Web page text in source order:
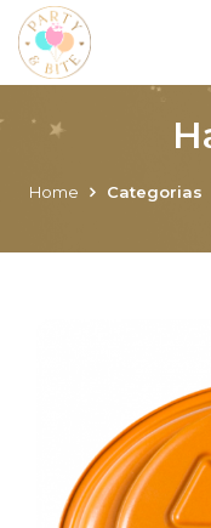
Home Categorias